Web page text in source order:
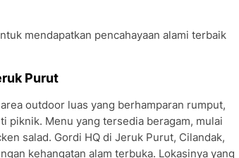
mendapatkan pencahayaan alami terbaik
Purut
outdoor luas yang berhamparan rumput,
piknik. Menu yang tersedia beragam, mulai
salad. Gordi HQ di Jeruk Purut, Cilandak,
kehangatan alam terbuka. Lokasinya yang